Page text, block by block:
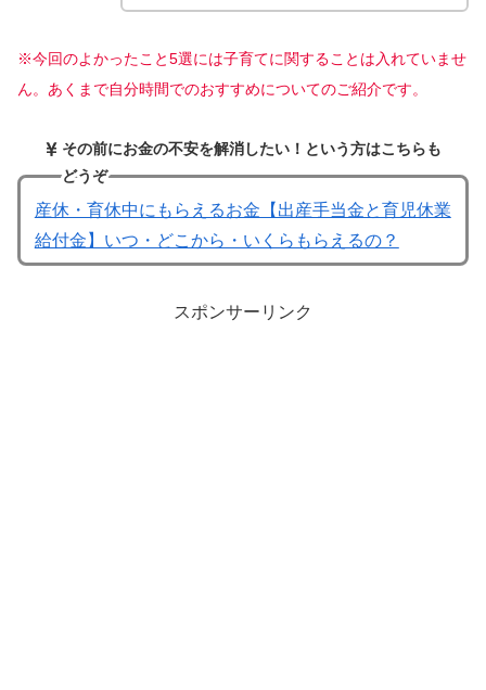
※今回のよかったこと5選には子育てに関することは入れていませ
ん。あくまで自分時間でのおすすめについてのご紹介です。
その前にお金の不安を解消したい！という方はこちらも
どうぞ
産休・育休中にもらえるお金【出産手当金と育児休業
給付金】いつ・どこから・いくらもらえるの？
スポンサーリンク